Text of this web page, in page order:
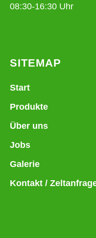
08:30-16:30 Uhr
SITEMAP
Start
Produkte
Über uns
Jobs
Galerie
Kontakt /